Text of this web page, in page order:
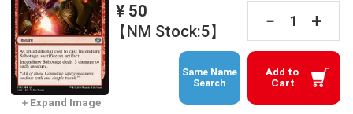
¥ 50
【NM Stock:5】
－ +
Add to
Cart
Same Name
Search